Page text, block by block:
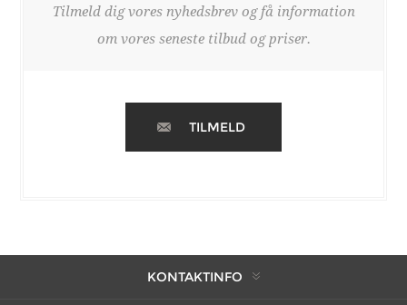
Tilmeld dig vores nyhedsbrev og få information
om vores seneste tilbud og priser.
TILMELD
KONTAKTINFO